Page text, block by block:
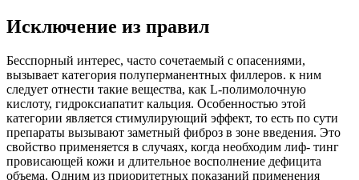
Исключение из правил
Бесспорный интерес, часто сочетаемый с опасениями,
вызывает категория полуперманентных филлеров. к ним
следует отнести такие вещества, как L-полимолочную
кислоту, гидроксиапатит кальция. Особенностью этой
категории является стимулирующий эффект, то есть по сути
препараты вызывают заметный фиброз в зоне введения. Это
свойство применяется в случаях, когда необходим лиф- тинг
провисающей кожи и длительное восполнение дефицита
объема. Одним из приоритетных показаний применения